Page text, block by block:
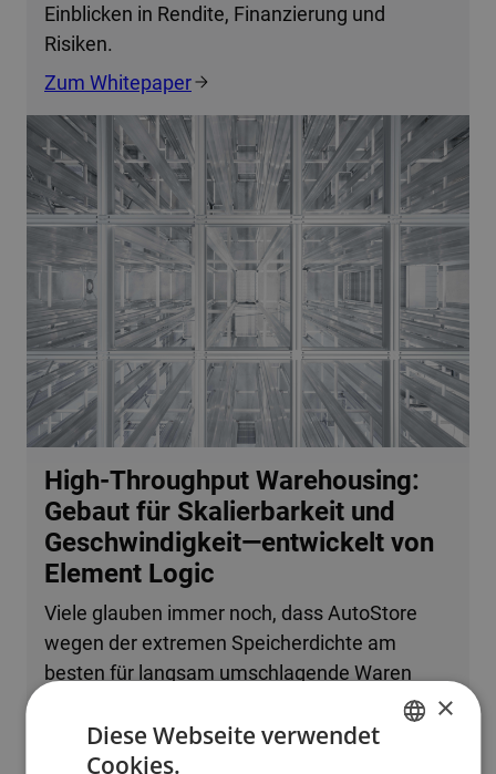
Einblicken in Rendite, Finanzierung und
Risiken.
Zum Whitepaper
High-Throughput Warehousing:
Gebaut für Skalierbarkeit und
Geschwindigkeit—entwickelt von
Element Logic
Viele glauben immer noch, dass AutoStore
wegen der extremen Speicherdichte am
besten für langsam umschlagende Waren
oder kleine Betriebe geeignet ist. Tatsache ist,
dass das System problemlos mehrere
zehntausend Bestellzeilen pro Stunde
×
Diese Webseite verwendet
Cookies.